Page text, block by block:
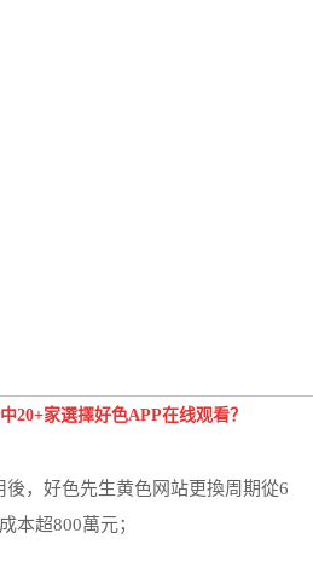
20+家選擇好色APP在线观看？
，好色先生黄色网站更換周期從6
本超800萬元；